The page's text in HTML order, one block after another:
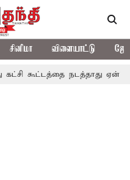
சினிமா விளையாட்டு
நடத்தாது ஏன்?